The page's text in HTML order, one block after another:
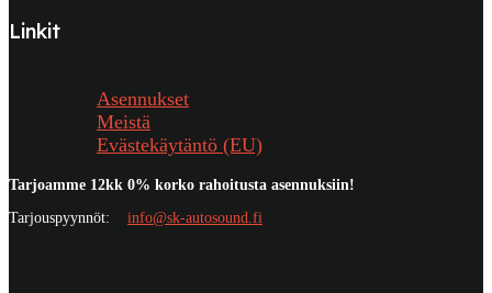
Linkit
Asennukset
Meistä
Evästekäytäntö (EU)
Tarjoamme 12kk 0% korko rahoitusta asennuksiin!
Tarjouspyynnöt: info@sk-autosound.fi